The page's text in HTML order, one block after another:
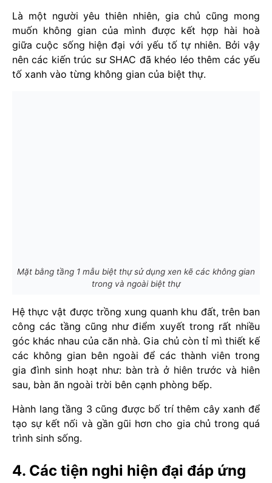
Là một người yêu thiên nhiên, gia chủ cũng mong
muốn không gian của mình được kết hợp hài hoà
giữa cuộc sống hiện đại với yếu tố tự nhiên. Bởi vậy
nên các kiến trúc sư SHAC đã khéo léo thêm các yếu
tố xanh vào từng không gian của biệt thự.
Mặt bằng tầng 1 mẫu biệt thự sử dụng xen kẽ các không gian
trong và ngoài biệt thự
Hệ thực vật được trồng xung quanh khu đất, trên ban
công các tầng cũng như điểm xuyết trong rất nhiều
góc khác nhau của căn nhà. Gia chủ còn tỉ mì thiết kế
các không gian bên ngoài để các thành viên trong
gia đình sinh hoạt như: bàn trà ở hiên trước và hiên
sau, bàn ăn ngoài trời bên cạnh phòng bếp.
Hành lang tầng 3 cũng được bố trí thêm cây xanh để
tạo sự kết nối và gần gũi hơn cho gia chủ trong quá
trình sinh sống.
4. Các tiện nghi hiện đại đáp ứng